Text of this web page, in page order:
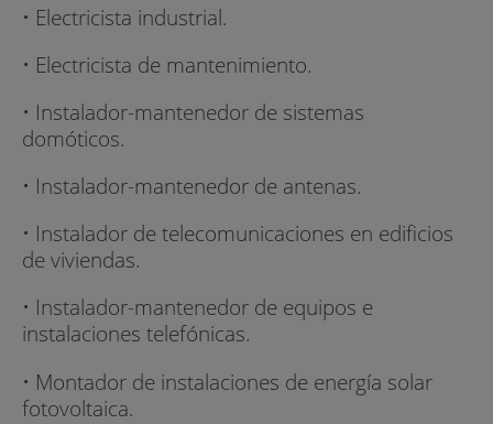
• Electricista industrial.
• Electricista de mantenimiento.
• Instalador-mantenedor de sistemas
domóticos.
• Instalador-mantenedor de antenas.
• Instalador de telecomunicaciones en edificios
de viviendas.
• Instalador-mantenedor de equipos e
instalaciones telefónicas.
• Montador de instalaciones de energía solar
fotovoltaica.